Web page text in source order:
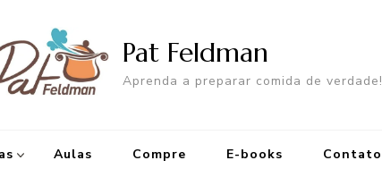
Pat Feldman
Aprenda a preparar comida de verdade!
Aulas Compre E-books Contato